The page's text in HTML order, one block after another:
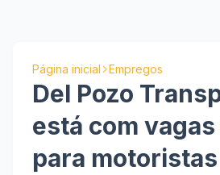
Página inicial Empregos
Del Pozo
está com
para